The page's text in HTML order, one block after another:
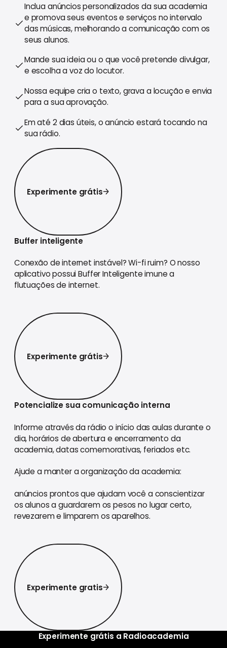
Inclua anúncios personalizados da sua academia
e promova seus eventos e serviços no intervalo
das músicas, melhorando a comunicação com os
seus alunos.
Mande sua ideia ou o que você pretende divulgar,
e escolha a voz do locutor.
Nossa equipe cria o texto, grava a locução e envia
para a sua aprovação.
Em até 2 dias úteis, o anúncio estará tocando na
sua rádio.
Experimente grátis
Experimente grátis
Buffer inteligente
Conexão de internet instável? Wi-fi ruim? O nosso
aplicativo possui Buffer Inteligente imune a
flutuações de internet.
Experimente grátis
Experimente grátis
Potencialize sua comunicação interna
Informe através da rádio o início das aulas durante o
dia, horários de abertura e encerramento da
academia, datas comemorativas, feriados etc.
Ajude a manter a organização da academia:
anúncios prontos que ajudam você a conscientizar
os alunos a guardarem os pesos no lugar certo,
revezarem e limparem os aparelhos.
Experimente gratis
Experimente gratis
Experimente grátis a Radioacademia